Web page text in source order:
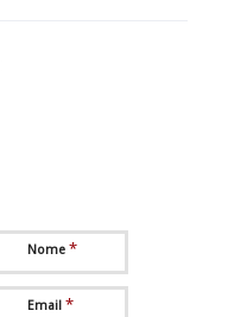
Nome *
Email *